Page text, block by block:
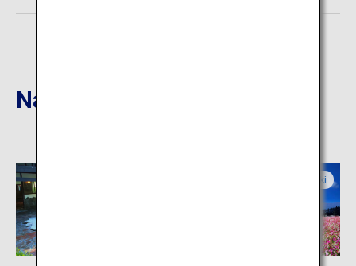
Nahgelegene Reiseziele
Miyazaki